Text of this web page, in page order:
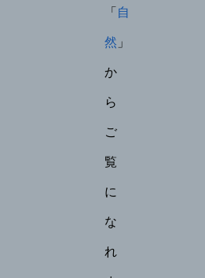
「自
然 」
か
ら
ご
覧
に
な
れ